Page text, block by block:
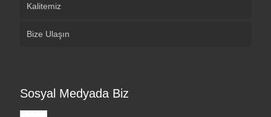
Kalitemiz
Bize Ulaşın
Sosyal Medyada Biz